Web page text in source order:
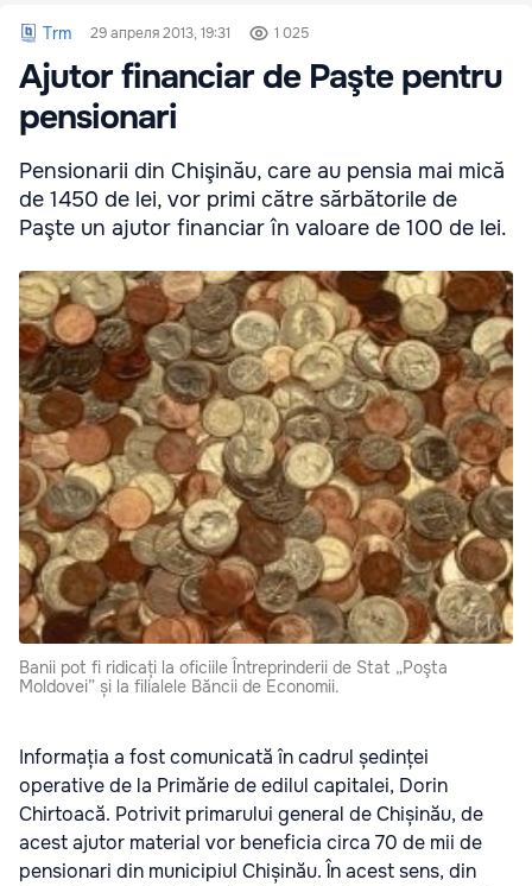
Trm 29 апреля 2013, 19:31 1 025
Ajutor financiar de Paşte pentru
pensionari
Pensionarii din Chişinău, care au pensia mai mică
de 1450 de lei, vor primi către sărbătorile de
Paşte un ajutor financiar în valoare de 100 de lei.
Banii pot fi ridicați la oficiile Întreprinderii de Stat „Poşta
Moldovei” și la filialele Băncii de Economii.
Informația a fost comunicată în cadrul ședinței
operative de la Primărie de edilul capitalei, Dorin
Chirtoacă. Potrivit primarului general de Chișinău, de
acest ajutor material vor beneficia circa 70 de mii de
pensionari din municipiul Chișinău. În acest sens, din